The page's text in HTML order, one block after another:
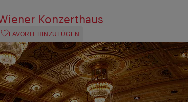
Konzerthaus
FAVORIT HINZUFÜGEN